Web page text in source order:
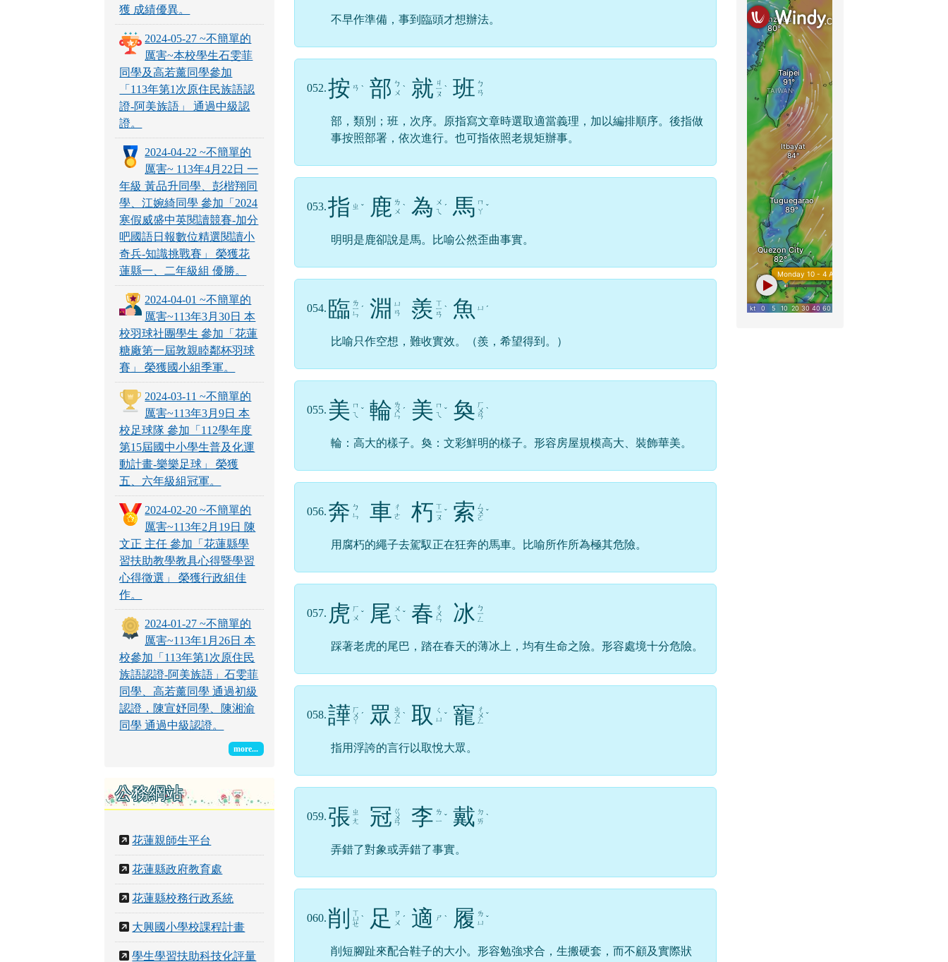
獲 成績優異。
2024-05-27 ~不簡單的
厲害~本校學生石雯菲
同學及高若薰同學參加
「113年第1次原住民族語認
證-阿美族語」 通過中級認
證。
2024-04-22 ~不簡單的
厲害~ 113年4月22日 一
年級 黃品升同學、彭楷翔同
學、江婉綺同學 參加「2024
寒假威盛中英閱讀競賽-加分
吧國語日報數位精選閱讀小
奇兵-知識挑戰賽」 榮獲花
蓮縣一、二年級組 優勝。
2024-04-01 ~不簡單的
厲害~113年3月30日 本
校羽球社團學生 參加「花蓮
糖廠第一屆敦親睦鄰杯羽球
賽」 榮獲國小組季軍。
2024-03-11 ~不簡單的
厲害~113年3月9日 本
校足球隊 參加「112學年度
第15屆國中小學生普及化運
動計畫-樂樂足球」 榮獲
五、六年級組冠軍。
2024-02-20 ~不簡單的
厲害~113年2月19日 陳
文正 主任 參加「花蓮縣學
習扶助教學教具心得暨學習
心得徵選」 榮獲行政組佳
作。
2024-01-27 ~不簡單的
厲害~113年1月26日 本
校參加「113年第1次原住民
族語認證-阿美族語」石雯菲
同學、高若薰同學 通過初級
認證，陳宣妤同學、陳湘渝
同學 通過中級認證。
more...
公務網站
花蓮親師生平台
花蓮縣政府教育處
花蓮縣校務行政系統
大興國小學校課程計畫
學生學習扶助科技化評量
不早作準備，事到臨頭才想辦法。
052.按 ㄢ ˋ 部 ㄅ
ㄨ ˋ 就 ㄐ
ㄧ
ㄡ
ˋ 班 ㄅ
ㄢ
部，類別；班，次序。原指寫文章時選取適當義理，加以編排順序。後指做
事按照部署，依次進行。也可指依照老規矩辦事。
053.指 ㄓ ˇ 鹿 ㄌ
ㄨ ˋ 為 ㄨ
ㄟ
ˊ 馬 ㄇ
ㄚ ˇ
明明是鹿卻說是馬。比喻公然歪曲事實。
054. 臨 ㄌ
ㄧ
ㄣ
ˊ 淵 ㄩ
ㄢ
羨 ㄒ
ㄧ
ㄢ
ˋ 魚 ㄩ ˊ
比喻只作空想，難收實效。（羨，希望得到。）
055. 美 ㄇ
ㄟ
ˇ 輪 ㄌ
ㄨ
ㄣ
ˊ 美 ㄇ
ㄟ
ˇ 奐 ㄏ
ㄨ
ㄢ
ˋ
輪：高大的樣子。奐：文彩鮮明的樣子。形容房屋規模高大、裝飾華美。
056. 奔 ㄅ
ㄣ
車 ㄔ
ㄜ
朽 ㄒ
ㄧ
ㄡ
ˇ 索 ㄙ
ㄨ
ㄛ
ˇ
用腐朽的繩子去駕馭正在狂奔的馬車。比喻所作所為極其危險。
057. 虎 ㄏ
ㄨ ˇ 尾 ㄨ
ㄟ
ˇ 春 ㄔ
ㄨ
ㄣ 冰 ㄅ
ㄧ
ㄥ
踩著老虎的尾巴，踏在春天的薄冰上，均有生命之險。形容處境十分危險。
058.譁 ㄏ
ㄨ
ㄚ
ˊ 眾 ㄓ
ㄨ
ㄥ
ˋ 取
ㄑ
ㄩ ˇ 寵 ㄔ
ㄨ
ㄥ
ˇ
指用浮誇的言行以取悅大眾。
059. 張 ㄓ
ㄤ
冠 ㄍ
ㄨ
ㄢ 李 ㄌ
ㄧ ˇ 戴 ㄉ
ㄞ ˋ
弄錯了對象或弄錯了事實。
060. 削 ㄒ
ㄩ
ㄝ
ˋ 足
ㄗ
ㄨ ˊ 適 ㄕ ˋ 履 ㄌ
ㄩ ˇ
削短腳趾來配合鞋子的大小。形容勉強求合，生搬硬套，而不顧及實際狀